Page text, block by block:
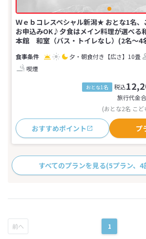
Ｗｅｂコレスペシャル新潟★ おとな1名、
お申込みOK♪夕食はメイン料理が選べる
本館 和室（バス・トイレなし）(2名～4
夕・朝食付き 【広さ】10畳
喫煙
おとな1名 税込
旅行代金
(おとな2名 こ
おすすめポイント プ
すべてのプランを見る(5プラン、4
1